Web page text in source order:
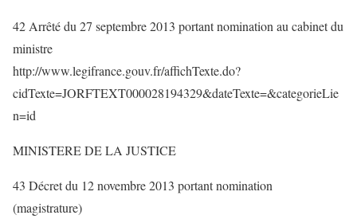
42 Arrêté du 27 septembre 2013 portant nomination au cabinet du
ministre
http://www.legifrance.gouv.fr/affichTexte.do?
cidTexte=JORFTEXT000028194329&dateTexte=&categorieLie
n=id
MINISTERE DE LA JUSTICE
43 Décret du 12 novembre 2013 portant nomination
(magistrature)